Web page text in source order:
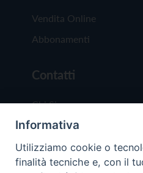
Vendita Online
Abbonamenti
Contatti
Chi Siamo
Redazione
Scrivici
Informativa
Utilizziamo cookie o
finalità tecniche e, con il